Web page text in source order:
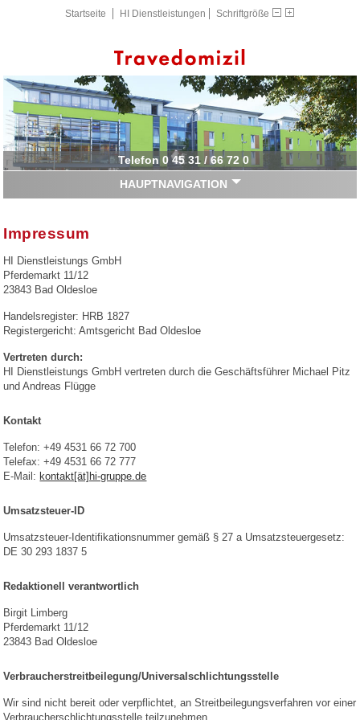
Startseite HI Dienstleistungen Schriftgröße
Telefon 0 45 31 / 66 72 0
HAUPTNAVIGATION
Impressum
HI Dienstleistungs GmbH
Pferdemarkt 11/12
23843 Bad Oldesloe
Handelsregister: HRB 1827
Registergericht: Amtsgericht Bad Oldesloe
Vertreten durch:
HI Dienstleistungs GmbH vertreten durch die Geschäftsführer Michael Pitz
und Andreas Flügge
Kontakt
Telefon: +49 4531 66 72 700
Telefax: +49 4531 66 72 777
E-Mail: kontakt[ät]hi-gruppe.de
Umsatzsteuer-ID
Umsatzsteuer-Identifikationsnummer gemäß § 27 a Umsatzsteuergesetz:
DE 30 293 1837 5
Redaktionell verantwortlich
Birgit Limberg
Pferdemarkt 11/12
23843 Bad Oldesloe
Verbraucher­streit­beilegung/Universal­schlichtungs­stelle
Wir sind nicht bereit oder verpflichtet, an Streitbeilegungsverfahren vor einer
Verbraucherschlichtungsstelle teilzunehmen.